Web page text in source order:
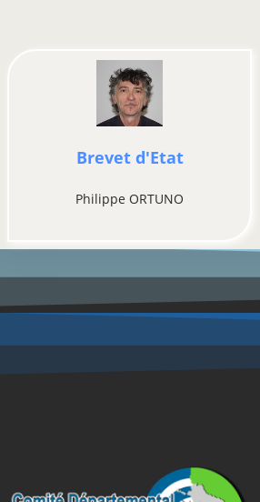
Brevet d'Etat
Philippe ORTUNO